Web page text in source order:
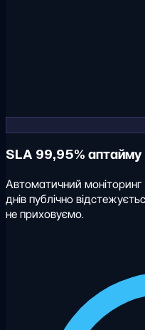
SLA 99,95% аптайму
Автоматичний моніторинг
днів публічно
не приховуємо.